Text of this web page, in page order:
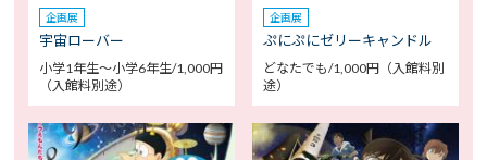
企画展
宇宙ローバー
小学1年生～小学6年生/1,000円
（入館料別途）
企画展
ぷにぷにゼリーキャンドル
どなたでも/1,000円（入館料別
途）